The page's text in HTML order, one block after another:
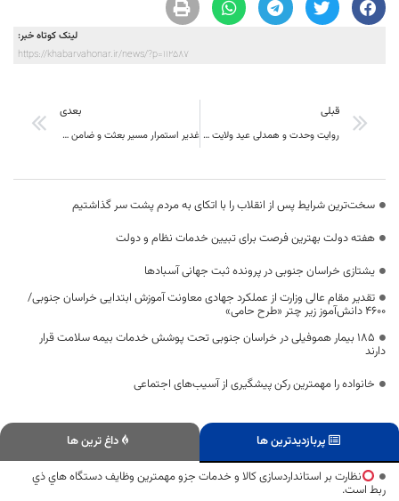
لینک کوتاه خبر:
https://khabarvahonar.ir/news/?p=112587
قبلی
روایت وحدت و همدلی عید ولایت در خراسان جنوبی
بعدی
غدیر استمرار مسیر بعثت و ضامن حفظ دین در طول تاریخ است
سخت‌ترین شرایط پس از انقلاب را با اتکای به مردم پشت سر گذاشتیم
هفته دولت بهترین فرصت برای تبیین خدمات نظام و دولت
یشتازی خراسان جنوبی در پرونده ثبت جهانی آسبادها
تقدیر مقام عالی وزارت از عملکرد جهادی معاونت آموزش ابتدایی خراسان جنوبی/
۴۶۰۰ دانش‌آموز زیر چتر «طرح حامی»
۱۸۵ بیمار هموفیلی در خراسان جنوبی تحت پوشش خدمات بیمه سلامت قرار
دارند
خانواده را مهمترین رکن پیشگیری از آسیب‌های اجتماعی
پربازدیدترین ها داغ ترین ها
نظارت بر استانداردسازی کالا و خدمات جزو مهمترین وظایف دستگاه هاي ذي
ربط است.